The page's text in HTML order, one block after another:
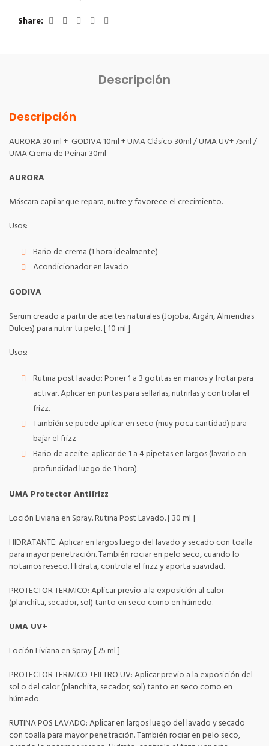
Share
Descripción
Descripción
AURORA 30 ml + GODIVA 10ml + UMA Clásico 30ml / UMA UV+ 75ml /
UMA Crema de Peinar 30ml
AURORA
Máscara capilar que repara, nutre y favorece el crecimiento.
Usos:
Baño de crema (1 hora idealmente)
Acondicionador en lavado
GODIVA
Serum creado a partir de aceites naturales (Jojoba, Argán, Almendras
Dulces) para nutrir tu pelo. [ 10 ml ]
Usos:
Rutina post lavado: Poner 1 a 3 gotitas en manos y frotar para
activar. Aplicar en puntas para sellarlas, nutrirlas y controlar el
frizz.
También se puede aplicar en seco (muy poca cantidad) para
bajar el frizz
Baño de aceite: aplicar de 1 a 4 pipetas en largos (lavarlo en
profundidad luego de 1 hora).
UMA Protector Antifrizz
Loción Liviana en Spray. Rutina Post Lavado. [ 30 ml ]
HIDRATANTE: Aplicar en largos luego del lavado y secado con toalla
para mayor penetración. También rociar en pelo seco, cuando lo
notamos reseco. Hidrata, controla el frizz y aporta suavidad.
PROTECTOR TERMICO: Aplicar previo a la exposición al calor
(planchita, secador, sol) tanto en seco como en húmedo.
UMA UV+
Loción Liviana en Spray [ 75 ml ]
PROTECTOR TERMICO +FILTRO UV: Aplicar previo a la exposición del
sol o del calor (planchita, secador, sol) tanto en seco como en
húmedo.
RUTINA POS LAVADO: Aplicar en largos luego del lavado y secado
con toalla para mayor penetración. También rociar en pelo seco,